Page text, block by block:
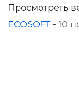
Просмотреть
ECOSOFT- 10